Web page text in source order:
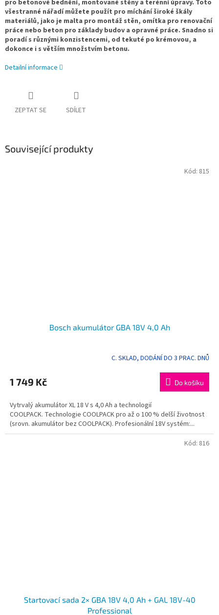
pro betonové bednění, montované stěny a terénní úpravy. Toto
všestranné nářadí můžete použít pro míchání široké škály
materiálů, jako je malta pro montáž stěn, omítka pro renovační
práce nebo beton pro základy budov a opravné práce. Snadno si
poradí s různými konzistencemi, od tekuté po krémovou, a
dokonce i s větším množstvím betonu.
Detailní informace
ZEPTAT SE SDÍLET
Související produkty
Bosch akumulátor GBA 18V 4,0 Ah
C. SKLAD, DODÁNÍ DO 3 PRAC. DNŮ
1 749 Kč Do košíku
Vytrvalý akumulátor XL 18 V s 4,0 Ah a technologií
COOLPACK. Technologie COOLPACK pro až o 100 % delší životnost
(srovn. akumulátor bez COOLPACK). Profesionální 18V systém:...
Kód: 815
Startovací sada 2× GBA 18V 4,0 Ah + GAL 18V-40
Professional
Kód: 816